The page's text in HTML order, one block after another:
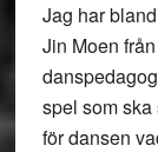
Jag har
Jin Moen
spel som
för dansen